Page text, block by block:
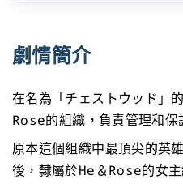
劇情簡介
在名為「チェストウッド」
Rose的組織，負責管理和保
原本這個組織中最頂尖的英
後，隸屬於He＆Rose的女